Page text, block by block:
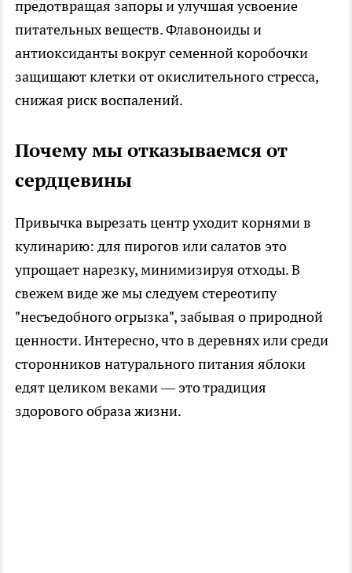
предотвращая запоры и улучшая усвоение
питательных веществ. Флавоноиды и
антиоксиданты вокруг семенной коробочки
защищают клетки от окислительного стресса,
снижая риск воспалений.
Почему мы отказываемся от
сердцевины
Привычка вырезать центр уходит корнями в
кулинарию: для пирогов или салатов это
упрощает нарезку, минимизируя отходы. В
свежем виде же мы следуем стереотипу
"несъедобного огрызка", забывая о природной
ценности. Интересно, что в деревнях или среди
сторонников натурального питания яблоки
едят целиком веками — это традиция
здорового образа жизни.